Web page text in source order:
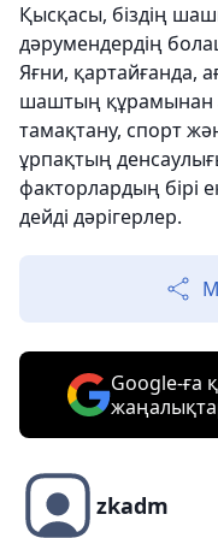
Қысқасы, біздің
дәрумендердің
Яғни, қартайғанда,
шаштың құрамынан
тамақтану, спорт
ұрпақтың
факторлардың бірі
дейді дәрігерлер.
Google-ға
zkadm